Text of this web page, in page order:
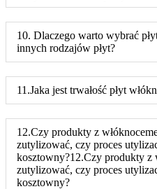
10. Dlaczego warto wybrać
innych rodzajów płyt?
11.Jaka jest trwałość płyt
12.Czy produkty z
zutylizować, czy proces
kosztowny?12.Czy produkty z
zutylizować, czy proces
kosztowny?